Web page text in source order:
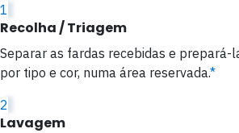
1
Recolha / Triagem
Separar as fardas recebidas e prepará-
por tipo e cor, numa área reservada.*
2
Lavagem